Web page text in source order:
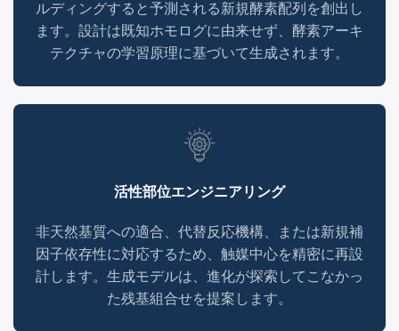
ルディングすると予測される新規酵素配列を創出し
ます。設計は既知ホモログに由来せず、酵素アーキ
テクチャの学習原理に基づいて生成されます。
活性部位エンジニアリング
非天然基質への適合、代替反応機構、または新規補
因子依存性に対応するため、触媒中心を精密に再設
計します。生成モデルは、進化が探索してこなかっ
た残基組合せを提案します。